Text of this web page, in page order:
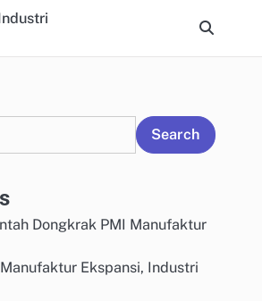
Search
Dongkrak PMI Manufaktur
Ekspansi, Industri